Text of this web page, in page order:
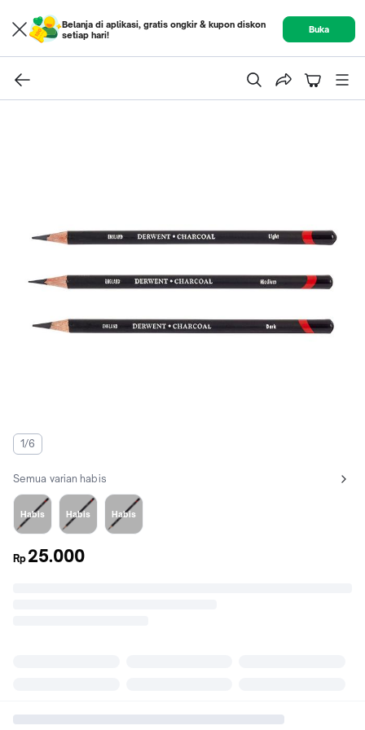
Belanja di aplikasi, gratis ongkir & kupon diskon
setiap hari!
Buka
1/6
Lihat semua variant:
Semua varian habis
Habis
Light
Habis
Medium
Habis
Dark
Rp 25.000